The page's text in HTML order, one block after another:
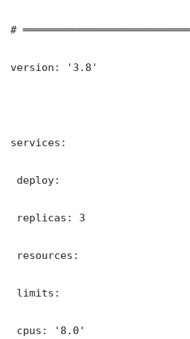
#
version: '3.8'
services:
deploy:
replicas: 3
resources:
limits:
cpus: '8.0'